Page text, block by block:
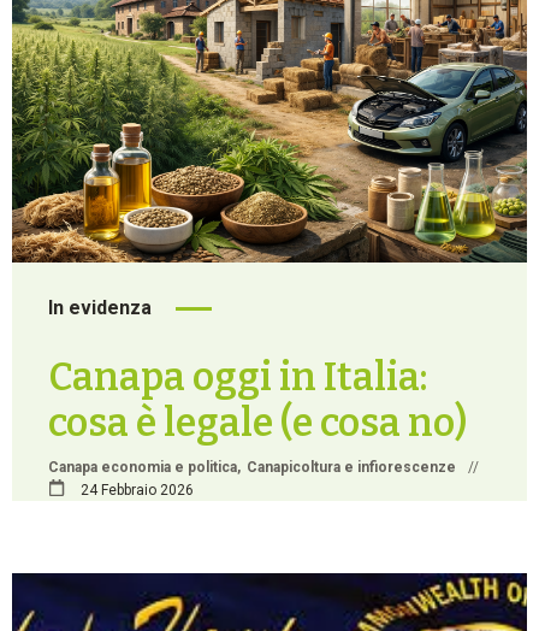
In evidenza
Canapa oggi in Italia:
cosa è legale (e cosa no)
Canapa economia e politica Canapicoltura e infiorescenze
//
24 Febbraio 2026